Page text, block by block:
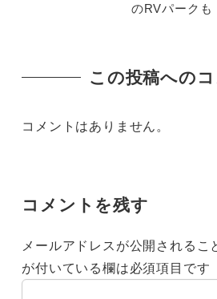
のRVパークも
この投稿への
コメントはありません。
コメントを残す
メールアドレスが公開されるこ
が付いている欄は必須項目です